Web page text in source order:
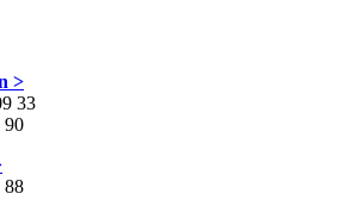
>
33
90
88